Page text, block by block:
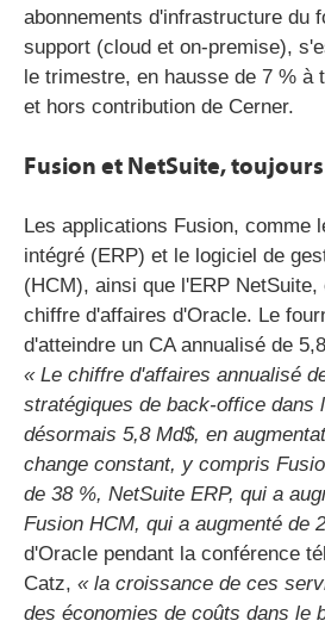
abonnements d'infrastructure du
support (cloud et on-premise),
le trimestre, en hausse de 7 % à
et hors contribution de Cerner.
Fusion et NetSuite,
Les applications Fusion, comme
intégré (ERP) et le logiciel de
(HCM), ainsi que l'ERP
chiffre d'affaires d'Oracle. Le
d'atteindre un CA annualisé de
« Le chiffre d'affaires annualisé
stratégiques de back-office dans
désormais 5,8 Md$, en
change constant, y compris
de 38 %, NetSuite ERP, qui a
Fusion HCM, qui a augmenté de
d'Oracle pendant la conférence
Catz, « la croissance de ces
des économies de coûts dans le